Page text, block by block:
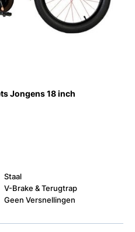
Jongens 18 inch
Staal
V-Brake & Terugtrap
Geen Versnellingen